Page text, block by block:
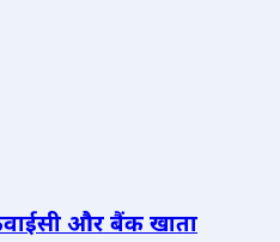
और बैंक खाता